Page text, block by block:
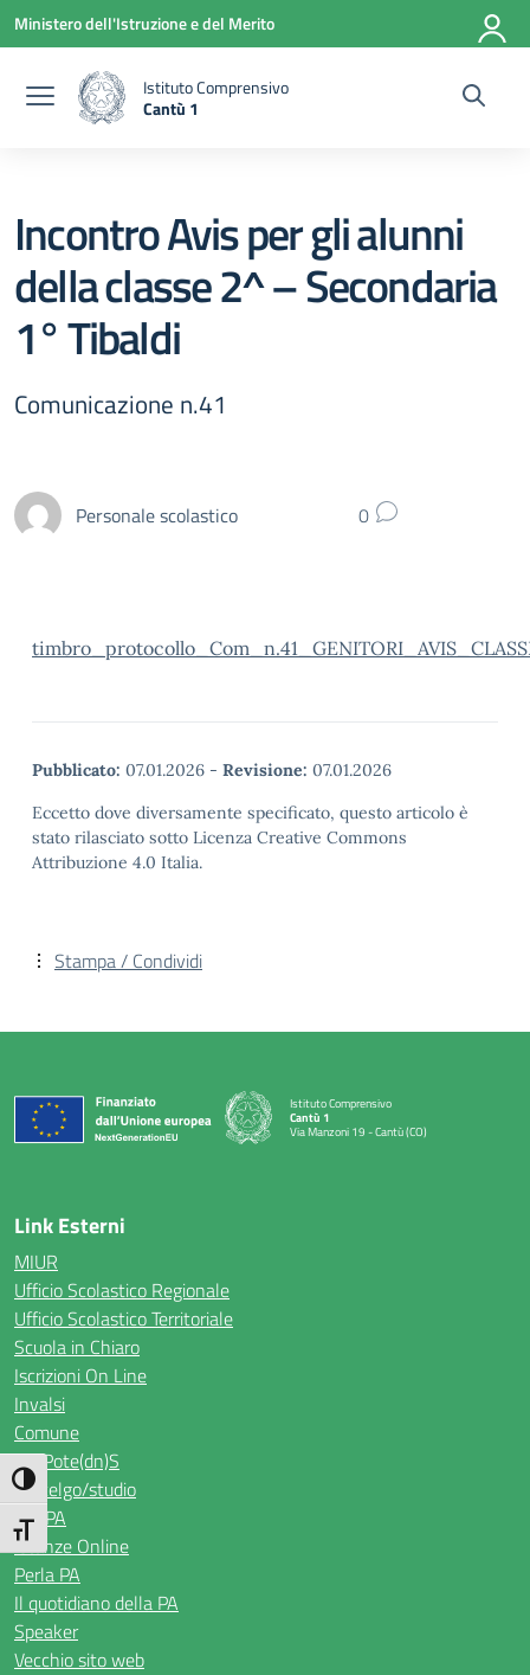
Attiva/disattiva alto contrasto
Attiva/disattiva dimensione testo
Vai ai contenuti
Vai al menu di navigazione
Vai al footer
Ministero dell'Istruzione e del Merito
Istituto Comprensivo
Cantù 1
Incontro Avis per gli alunni
della classe 2^ – Secondaria
1° Tibaldi
Comunicazione n.41
Personale scolastico 0
Pubblicato: 07.01.2026 - Revisione: 07.01.2026
Eccetto dove diversamente specificato, questo articolo è
stato rilasciato sotto Licenza Creative Commons
Attribuzione 4.0 Italia.
Stampa / Condividi
Istituto Comprensivo
Cantù 1
Via Manzoni 19 - Cantù (CO)
— Visita la pagina iniziale della scuola
Link Esterni
MIUR
Ufficio Scolastico Regionale
Ufficio Scolastico Territoriale
Scuola in Chiaro
Iscrizioni On Line
Invalsi
Comune
IndiPote(dn)S
io scelgo/studio
Noi PA
Istanze Online
Perla PA
Il quotidiano della PA
Speaker
Vecchio sito web